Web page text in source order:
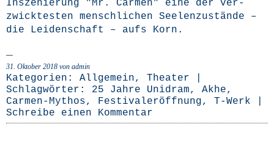
Insze­nie­rung "Mr. Car­men" eine der ver­
zwick­tes­ten mensch­li­chen See­len­zu­stän­de –
die Lei­den­schaft – aufs Korn.
31. Oktober 2018 von admin
Kategorien: Allgemein, Theater
Schlagwörter: 25 Jahre Unidram, Akhe,
Carmen-Mythos, Festivaleröffnung, T-Werk
Schreibe einen Kommentar